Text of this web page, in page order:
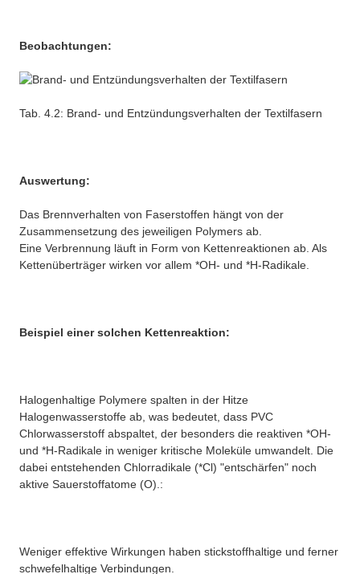
Beobachtungen:
Tab. 4.2: Brand- und Entzündungsverhalten der Textilfasern
Auswertung:
Das Brennverhalten von Faserstoffen hängt von der
Zusammensetzung des jeweiligen Polymers ab.
Eine Verbrennung läuft in Form von Kettenreaktionen ab. Als
Kettenüberträger wirken vor allem *OH- und *H-Radikale.
Beispiel einer solchen Kettenreaktion:
Halogenhaltige Polymere spalten in der Hitze
Halogenwasserstoffe ab, was bedeutet, dass PVC
Chlorwasserstoff abspaltet, der besonders die reaktiven *OH-
und *H-Radikale in weniger kritische Moleküle umwandelt. Die
dabei entstehenden Chlorradikale (*Cl) "entschärfen" noch
aktive Sauerstoffatome (O).:
Weniger effektive Wirkungen haben stickstoffhaltige und ferner
schwefelhaltige Verbindungen.